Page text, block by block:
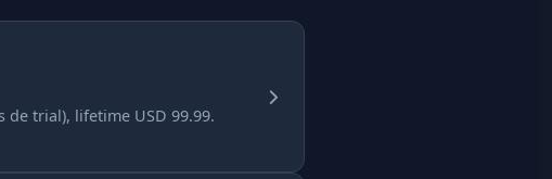
de trial), lifetime USD 99.99.